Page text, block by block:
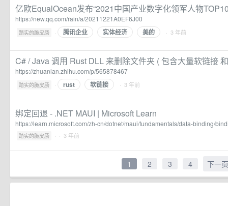
亿欧EqualOcean发布“2021中国产业数字化领军人物
https://new.qq.com/rain/a/20211221A0EF6J00
踏实的脆皮肠 · 腾讯企业 实体经济 美的 · 3 年前
C# / Java 调用 Rust DLL 来删除文件夹 ( 包含大量软链接
https://zhuanlan.zhihu.com/p/565878467
踏实的脆皮肠 · rust 软链接 · 3 年前
绑定回退 - .NET MAUI | Microsoft Learn
https://learn.microsoft.com/zh-cn/dotnet/maui/fundamentals/data-binding/
踏实的脆皮肠 · · 3 年前
1 2 3 4 下一页